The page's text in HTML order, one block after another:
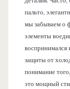
пальто,
мы забываем о
элементы
воспринимался
защиты от
понимание
это мощный